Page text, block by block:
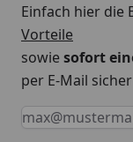
Einfach hier die
Vorteile
sowiesofort
per E-Mail
Keine Eingabe
Eingabe
E-Mail *